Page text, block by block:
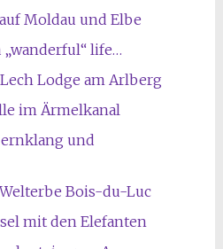
Moldau und Elbe
„wanderful“ life…
Lodge am Arlberg
im Ärmelkanal
und
Bois-du-Luc
mit den Elefanten